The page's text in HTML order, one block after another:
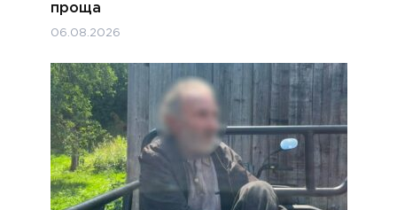
проща
06.08.2026